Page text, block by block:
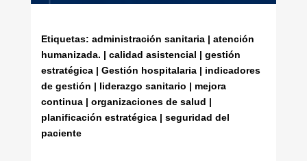
Etiquetas: administración sanitaria | atención
humanizada. | calidad asistencial | gestión
estratégica | Gestión hospitalaria | indicadores
de gestión | liderazgo sanitario | mejora
continua | organizaciones de salud |
planificación estratégica | seguridad del
paciente